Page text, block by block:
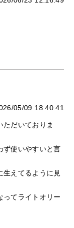
05/09 18:40:41
ただいておりま
ず使いやすいと言
生えてるように見
ってライトオリー